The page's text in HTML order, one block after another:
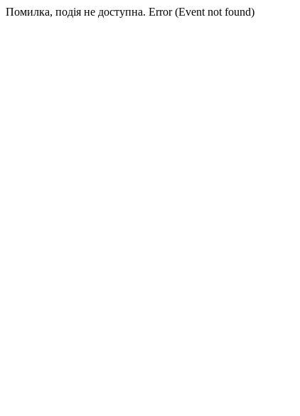
Помилка, подія не доступна. Error (Event not found)